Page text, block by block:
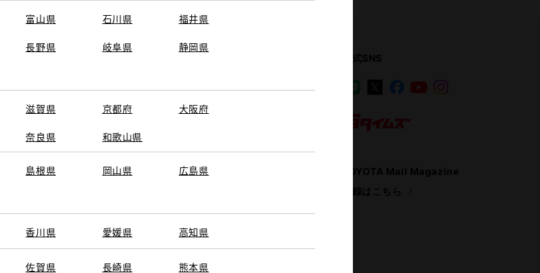
富山県 石川県 福井県
長野県 岐阜県 静岡県
滋賀県 京都府 大阪府
奈良県 和歌山県
島根県 岡山県 広島県
香川県 愛媛県 高知県
佐賀県 長崎県 熊本県
トヨタ中古車オンラインストア
クルマ買取
トヨタレンタカー
TOYOTA SHARE
トヨタのau/UQ
公式SNS
LINE Facebook
YouTube
TOYOTA Mail Magazine
登録はこちら
反社会的勢力に対する基本方針企業情報 リコール情報